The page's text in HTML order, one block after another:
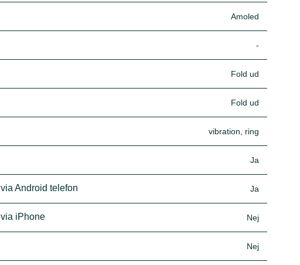
Amoled
-
Fold ud
Fold ud
vibration, ring
Ja
Android telefon Ja
iPhone Nej
Nej